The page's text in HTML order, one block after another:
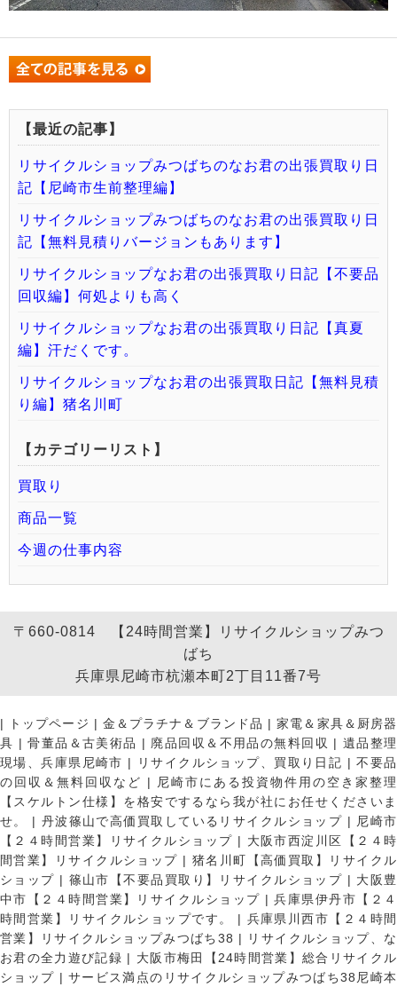
【最近の記事】
リサイクルショップみつばちのなお君の出張買取り日
記【尼崎市生前整理編】
リサイクルショップみつばちのなお君の出張買取り日
記【無料見積りバージョンもあります】
リサイクルショップなお君の出張買取り日記【不要品
回収編】何処よりも高く
リサイクルショップなお君の出張買取り日記【真夏
編】汗だくです。
リサイクルショップなお君の出張買取日記【無料見積
り編】猪名川町
【カテゴリーリスト】
買取り
商品一覧
今週の仕事内容
〒660-0814 【24時間営業】リサイクルショップみつ
ばち
兵庫県尼崎市杭瀬本町2丁目11番7号
| トップページ | 金＆プラチナ＆ブランド品 |家電＆家具＆厨房器
具 |骨董品＆古美術品 | 廃品回収＆不用品の無料回収 | 遺品整理
現場、兵庫県尼崎市 | リサイクルショップ、買取り日記 |不要品
の回収＆無料回収など |
尼崎市にある投資物件用の空き家整理
【スケルトン仕様】を格安でするなら我が社にお任せくださいま
せ。
| 丹波篠山で高価買取しているリサイクルショップ | 尼崎市
【２４時間営業】リサイクルショップ | 大阪市西淀川区【２４時
間営業】リサイクルショップ | 猪名川町【高価買取】リサイクル
ショップ | 篠山市【不要品買取り】リサイクルショップ | 大阪豊
中市【２４時間営業】リサイクルショップ |兵庫県伊丹市【２４
時間営業】リサイクルショップです。
| 兵庫県川西市【２４時間
営業】リサイクルショップみつばち38 |
リサイクルショップ、な
お君の全力遊び記録 | 大阪市梅田【24時間営業】総合リサイクル
ショップ |サービス満点のリサイクルショップみつばち38尼崎本